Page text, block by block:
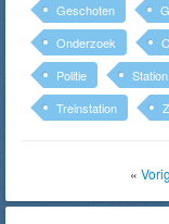
Geschoten
Onderzoek
Politie
Station
Treinstation
«